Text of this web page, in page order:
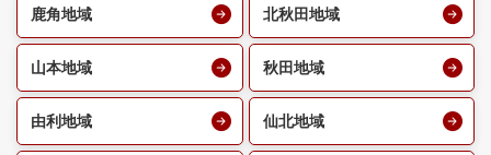
鹿角地域 北秋田地域
山本地域 秋田地域
由利地域 仙北地域